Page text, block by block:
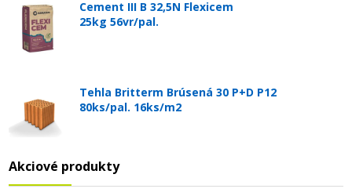
Cement III B 32,5N Flexicem
25kg 56vr/pal.
Tehla Britterm Brúsená 30 P+D P12
80ks/pal. 16ks/m2
Akciové produkty